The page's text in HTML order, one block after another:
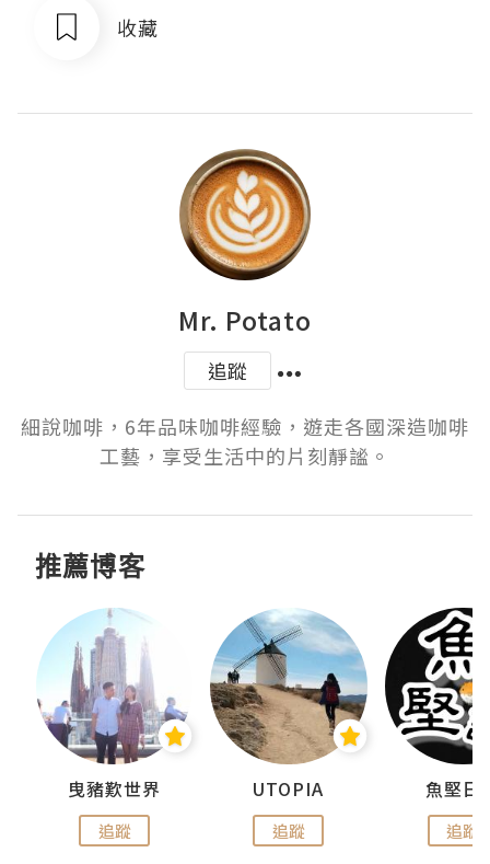
收藏
Mr. Potato
追蹤
細說咖啡，6年品味咖啡經驗，遊走各國深造咖啡
工藝，享受生活中的片刻靜謐。
推薦博客
曳豬歎世界
追蹤
UTOPIA
追蹤
魚堅日
追蹤